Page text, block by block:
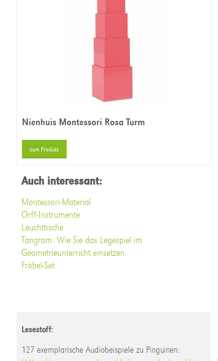
Nienhuis Montessori Rosa Turm
zum Produkt
Auch interessant:
Montessori-Material
Orff-Instrumente
Leuchttische
Tangram: Wie Sie das Legespiel im
Geometrieunterricht einsetzen
Fröbel-Set
Lesestoff:
127 exemplarische Audiobeispiele zu Pinguinen: